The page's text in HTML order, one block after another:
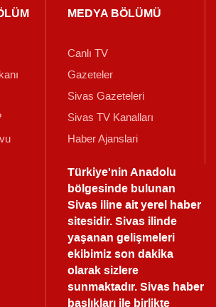
MEDYA BÖLÜMÜ
Canlı TV
Gazeteler
Sivas Gazeteleri
Sivas TV Kanalları
Haber Ajanslari
Türkiye'nin Anadolu
bölgesinde bulunan
Sivas iline ait yerel haber
sitesidir. Sivas ilinde
yaşanan gelişmeleri
ekibimiz son dakika
olarak sizlere
sunmaktadır.Sivas haber
başlıkları ile birlikte